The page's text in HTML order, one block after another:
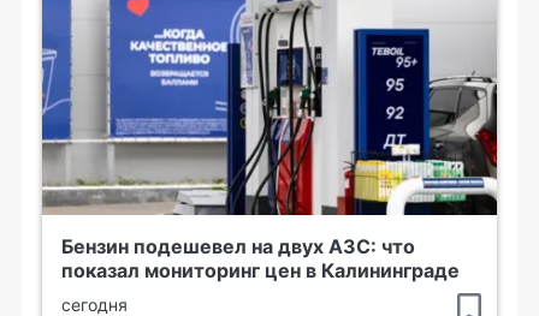
Бензин подешевел на двух АЗС: что
показал мониторинг цен в Калининграде
сегодня